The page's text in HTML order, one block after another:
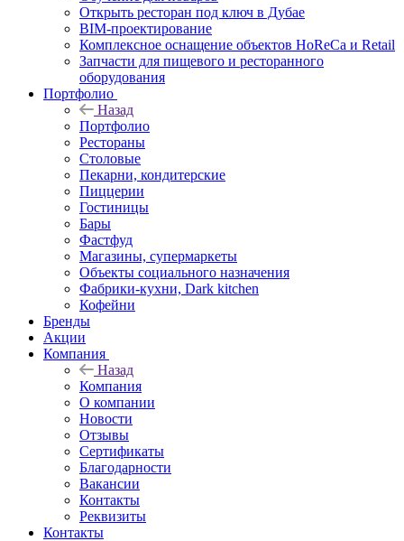
Открыть ресторан под ключ в Дубае
BIM-проектирование
Комплексное оснащение объектов HoReCa и Retail
Запчасти для пищевого и ресторанного
оборудования
Портфолио
Назад
Портфолио
Рестораны
Столовые
Пекарни, кондитерские
Пиццерии
Гостиницы
Бары
Фастфуд
Магазины, супермаркеты
Объекты социального назначения
Фабрики-кухни, Dark kitchen
Кофейни
Бренды
Акции
Компания
Назад
Компания
О компании
Новости
Отзывы
Сертификаты
Благодарности
Вакансии
Контакты
Реквизиты
Контакты